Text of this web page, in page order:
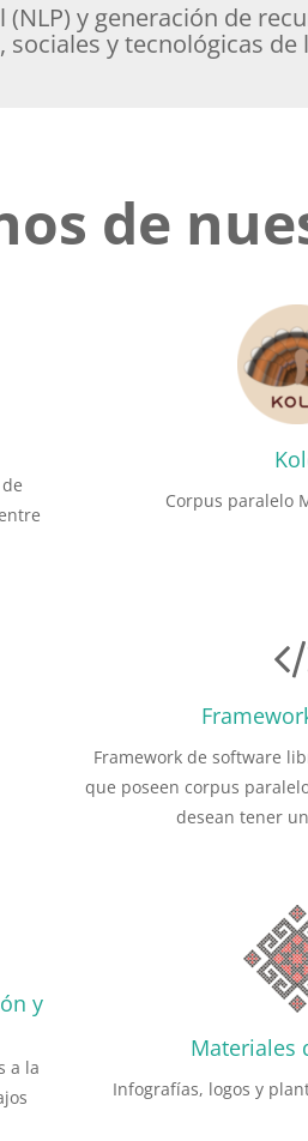
y generación de
y tecnológicas de
de
Corpus paralelo
Framework de software
que poseen corpus
desean tener
y
a la
Materiales
Infografías, logos y